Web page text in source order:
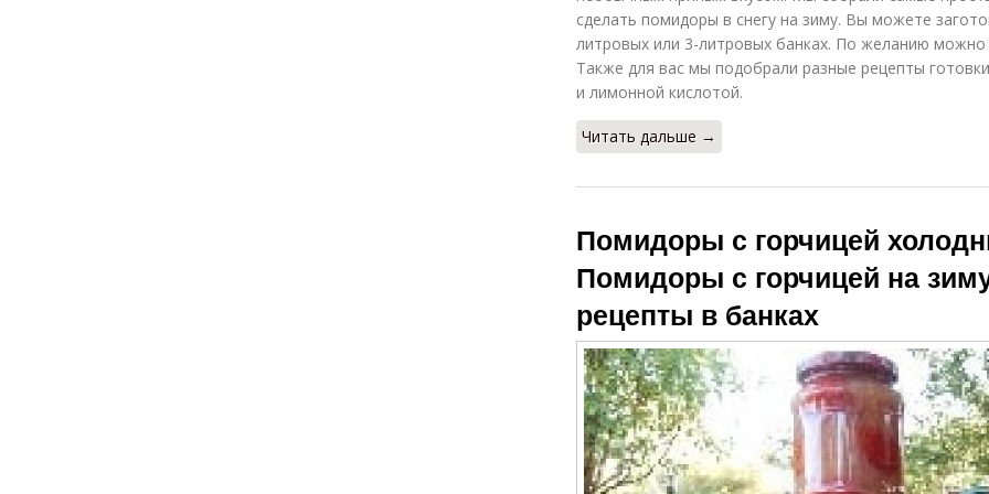
сделать помидоры в снегу на зиму. Вы можете
литровых или 3-литровых банках. По желанию можно
Также для вас мы подобрали разные рецепты
и лимонной кислотой.
Читать дальше →
Помидоры с горчицей
Помидоры с горчицей на
рецепты в банках